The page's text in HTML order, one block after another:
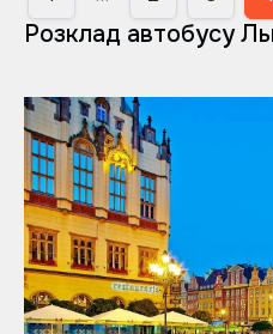
Розклад автобусу